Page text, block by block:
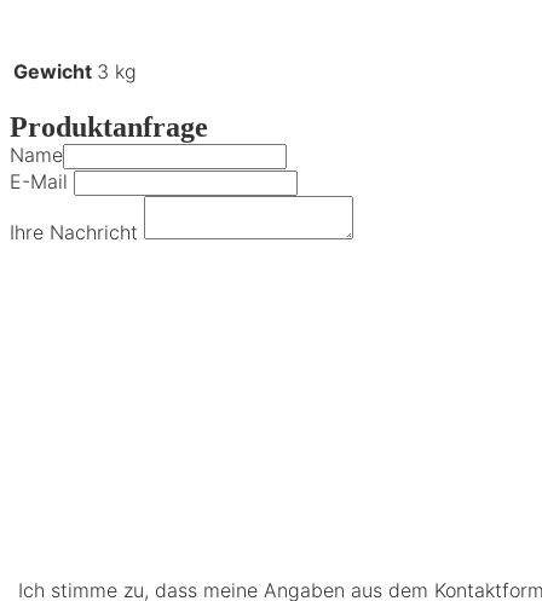
Gewicht 3 kg
Produktanfrage
Name
E-Mail
Ihre Nachricht
Ich stimme zu, dass meine Angaben aus dem